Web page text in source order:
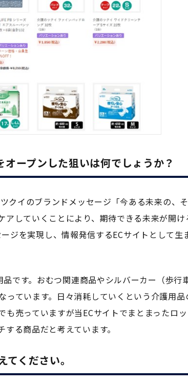
ープンした狙いは何でしょうか？
クイのブランドメッセージ「今ある未来の、
していくことにより、期待できる未来が開け
ジを実現し、情報発信するECサイトとして生
です。おむつ関連商品やシルバーカー（歩行
ています。日々消耗していくという介護用品
売っていますが当ECサイトでまとまったロ
る商品だと考えています。
ください。